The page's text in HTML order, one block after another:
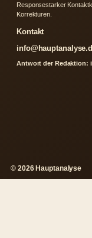
Responsestarker
Korrekturen.
Kontakt
Antwort der Redaktion:
© 2026 Hauptanalyse